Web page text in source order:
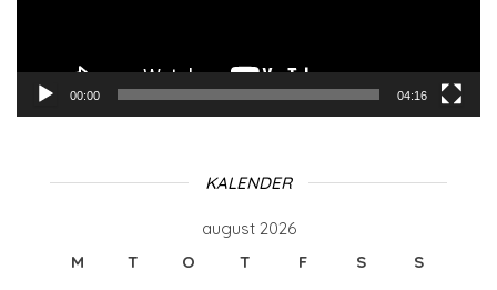
00:00 04:16
KALENDER
august 2026
M
T O T F S
S